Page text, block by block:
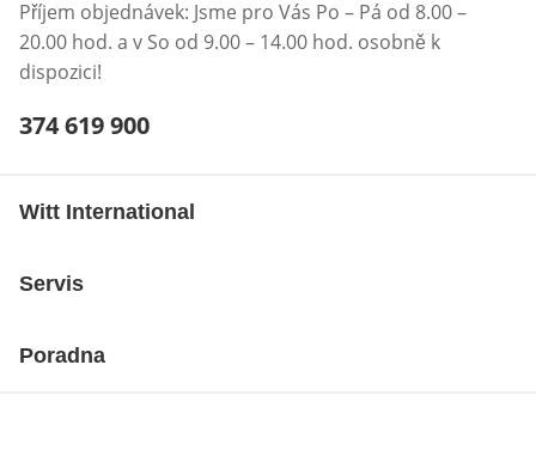
Příjem objednávek: Jsme pro Vás Po – Pá od 8.00 –
20.00 hod. a v So od 9.00 – 14.00 hod. osobně k
dispozici!
Telefonní číslo:
374 619 900
Witt International
Servis
Poradna